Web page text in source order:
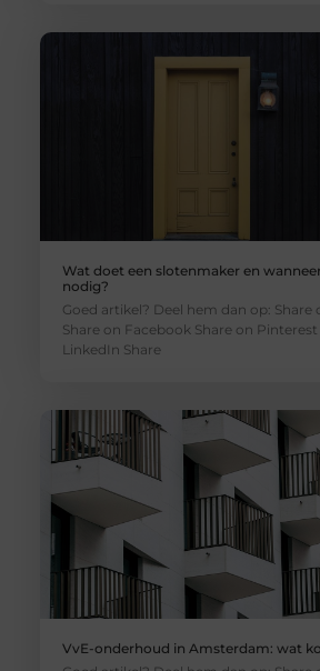
Wat doet een slotenmaker en
nodig?
Goed artikel? Deel hem dan op: Share
Share on Facebook Share on Pinterest
LinkedIn Share
VvE-onderhoud in Amsterdam: wat